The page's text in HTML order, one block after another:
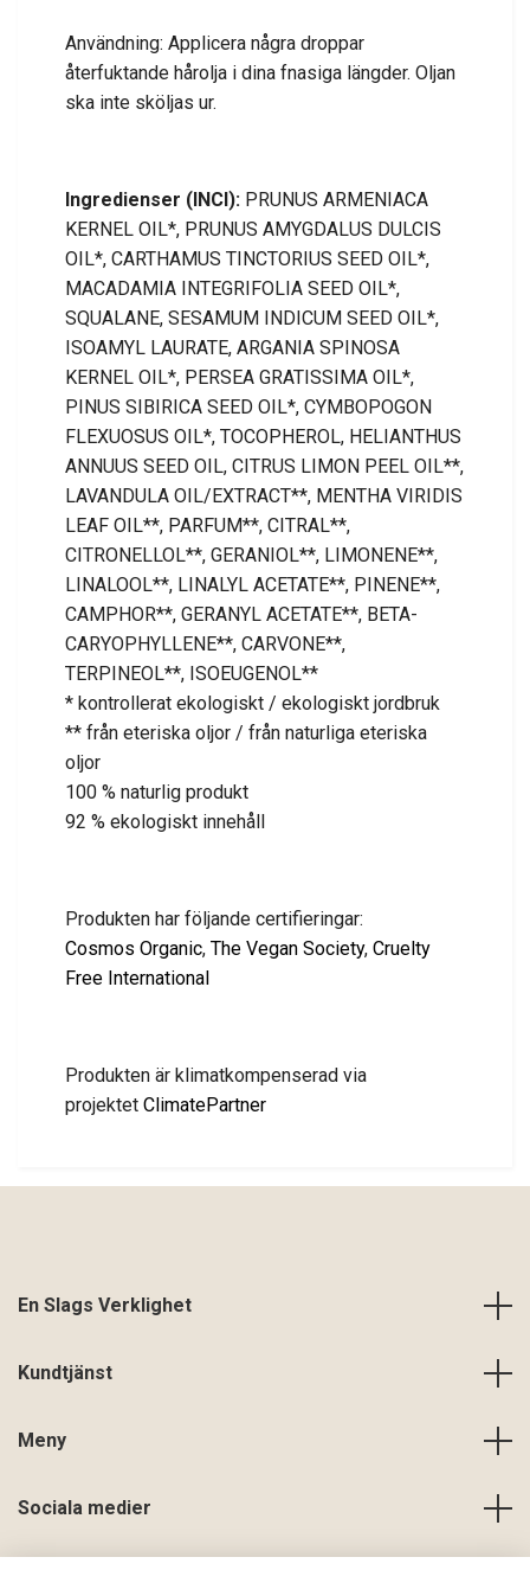
Användning: Applicera några droppar
återfuktande hårolja i dina fnasiga längder. Oljan
ska inte sköljas ur.
Ingredienser (INCI): PRUNUS ARMENIACA
KERNEL OIL*, PRUNUS AMYGDALUS DULCIS
OIL*, CARTHAMUS TINCTORIUS SEED OIL*,
MACADAMIA INTEGRIFOLIA SEED OIL*,
SQUALANE, SESAMUM INDICUM SEED OIL*,
ISOAMYL LAURATE, ARGANIA SPINOSA
KERNEL OIL*, PERSEA GRATISSIMA OIL*,
PINUS SIBIRICA SEED OIL*, CYMBOPOGON
FLEXUOSUS OIL*, TOCOPHEROL, HELIANTHUS
ANNUUS SEED OIL, CITRUS LIMON PEEL OIL**,
LAVANDULA OIL/EXTRACT**, MENTHA VIRIDIS
LEAF OIL**, PARFUM**, CITRAL**,
CITRONELLOL**, GERANIOL**, LIMONENE**,
LINALOOL**, LINALYL ACETATE**, PINENE**,
CAMPHOR**, GERANYL ACETATE**, BETA-
CARYOPHYLLENE**, CARVONE**,
TERPINEOL**, ISOEUGENOL**
* kontrollerat ekologiskt / ekologiskt jordbruk
** från eteriska oljor / från naturliga eteriska
oljor
100 % naturlig produkt
92 % ekologiskt innehåll
Produkten har följande certifieringar:
Cosmos Organic, The Vegan Society, Cruelty
Free International
Produkten är klimatkompenserad via
projektet ClimatePartner
En Slags Verklighet
Kundtjänst
Meny
Sociala medier